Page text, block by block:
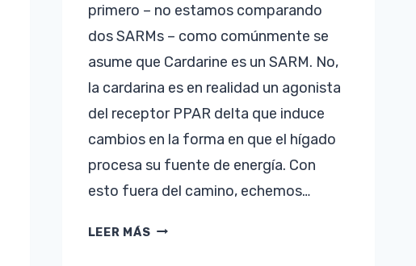
primero – no estamos comparando
dos SARMs – como comúnmente se
asume que Cardarine es un SARM. No,
la cardarina es en realidad un agonista
del receptor PPAR delta que induce
cambios en la forma en que el hígado
procesa su fuente de energía. Con
esto fuera del camino, echemos…
LEER MÁS CARDARINE